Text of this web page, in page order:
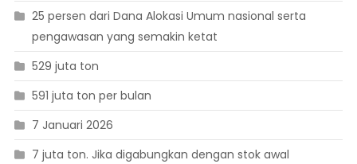
25 persen dari Dana Alokasi Umum nasional serta
pengawasan yang semakin ketat
529 juta ton
591 juta ton per bulan
7 Januari 2026
7 juta ton. Jika digabungkan dengan stok awal